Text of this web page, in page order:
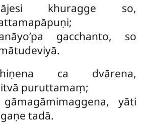
khuragge so,
gacchanto, so
ca dvārena,
puruttamaṃ;
yāti
tadā.